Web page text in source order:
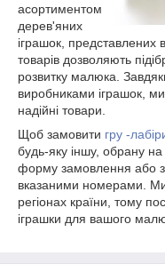
асортиментом
дерев'яних
іграшок, представлених
товарів дозволяють
розвитку малюка.
виробниками іграшок, ми
надійні товари.
Щоб замовити гру -
будь-яку іншу, обрану
форму замовлення або
вказаними номерами. Ми
регіонах країни, тому
іграшки для вашого